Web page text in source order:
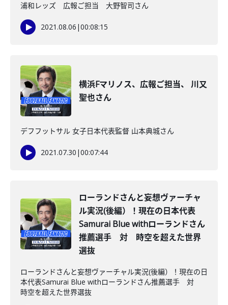
浦和レッズ 広報ご担当 大野智司さん
2021.08.06 |00:08:15
横浜Fマリノス、広報ご担当、 川又
聖也さん
デフフットサル 女子日本代表監督 山本典城さん
2021.07.30 |00:07:44
ローランドさんと妄想ヴァーチャ
ル実況(後編）！現在の日本代表
Samurai Blue withローランドさん
推薦選手 対 時空を超えた世界
選抜
ローランドさんと妄想ヴァーチャル実況(後編）！現在の日
本代表Samurai Blue withローランドさん推薦選手 対
時空を超えた世界選抜